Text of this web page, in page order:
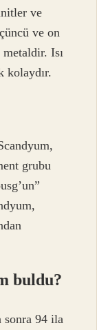
ve
ve on
metaldir. Isı
kolaydır.
grubu
buldu?
sonra 94 ila